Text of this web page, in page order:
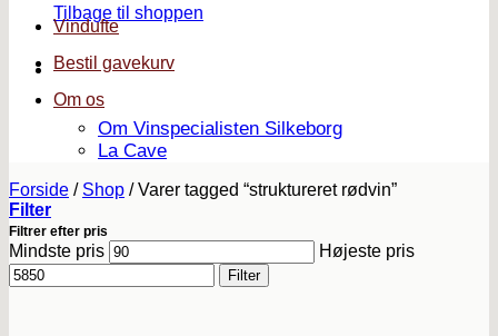
Tilbage til shoppen
Vindufte
Bestil gavekurv
Om os
Om Vinspecialisten Silkeborg
La Cave
Forside / Shop /Varer tagged “struktureret rødvin”
Filter
Filtrer efter pris
Mindste pris Højeste pris
Filter